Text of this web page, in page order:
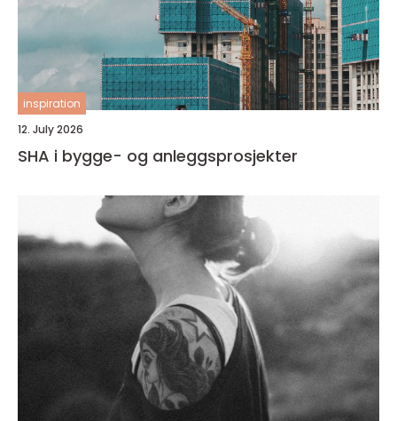
inspiration
12. July 2026
SHA i bygge- og anleggsprosjekter